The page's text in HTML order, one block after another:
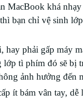
MacBook khá
bạn chỉ vệ sinh
hay phải gấp máy
tì phím đó sẽ bị
ảnh hưởng đến
ít bám vân tay,